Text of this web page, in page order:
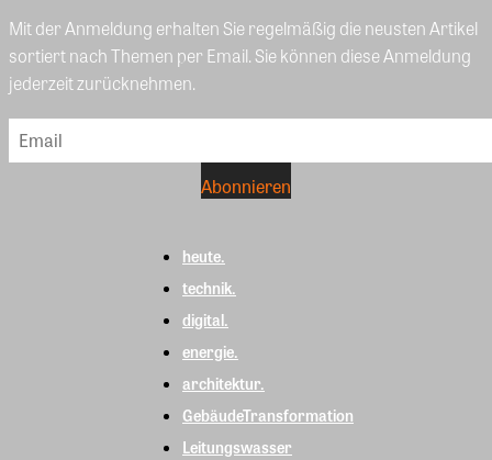
Mit der Anmeldung erhalten Sie regelmäßig die neusten Artikel
sortiert nach Themen per Email. Sie können diese Anmeldung
jederzeit zurücknehmen.
heute.
technik.
digital.
energie.
architektur.
GebäudeTransformation
Leitungswasser